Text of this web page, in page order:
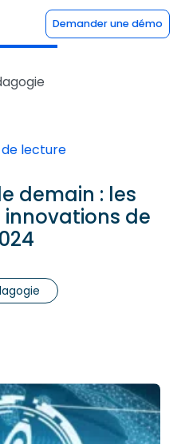
Demander une démo
de lecture
demain : les
de